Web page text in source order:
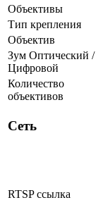
Объективы
Тип крепления
Объектив
Зум Оптический /
Цифровой
Количество
объективов
Сеть
RTSP ссылка